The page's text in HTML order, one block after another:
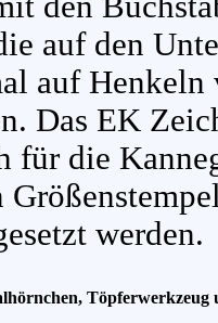
auf den
auf
Das EK
für die
werden.
Töpferwerkzeug